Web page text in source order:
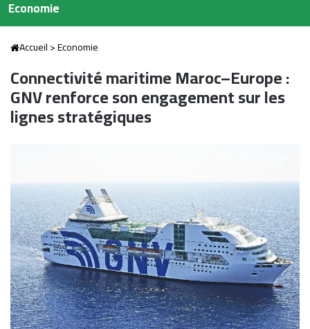
Economie
Accueil>Economie
Connectivité maritime Maroc–Europe :
GNV renforce son engagement sur les
lignes stratégiques